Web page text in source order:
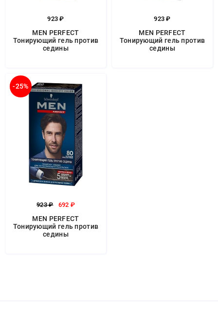
923 ₽
MEN PERFECT
Тонирующий гель против
седины
923 ₽
MEN PERFECT
Тонирующий гель против
седины
-25%
923 ₽ 692 ₽
MEN PERFECT
Тонирующий гель против
седины